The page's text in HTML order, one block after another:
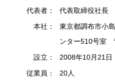
代表者：
代表取締役社長
本社：
東京都調布市小
ンター510号室
設立：
2008年10月21日
従業員：
20人